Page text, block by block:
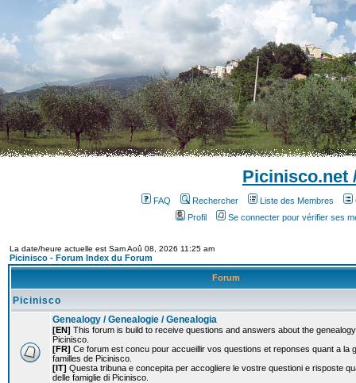
Picinisco.net
FAQ Rechercher Liste des Membres
Profil
Se connecter pour vérifier ses
La date/heure actuelle est Sam Aoû 08, 2026 11:25 am
Picinisco - Forum Index du Forum
Forum
Picinisco
Genealogy / Genealogie / Genealogia
[EN] This forum is build to receive questions and answers about the
Picinisco.
[FR] Ce forum est concu pour accueillir vos questions et reponses quant a la
familles de Picinisco.
[IT] Questa tribuna e concepita per accogliere le vostre questioni e risposte
delle famiglie di Picinisco.